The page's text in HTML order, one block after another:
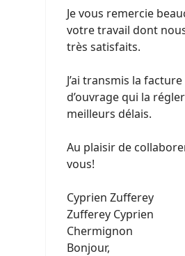
Je vous remercie
votre travail dont
très satisfaits.
J’ai transmis la
d’ouvrage qui la
meilleurs délais.
Au plaisir de
vous!
Cyprien Zufferey
Zufferey Cyprien
Chermignon
Bonjour,